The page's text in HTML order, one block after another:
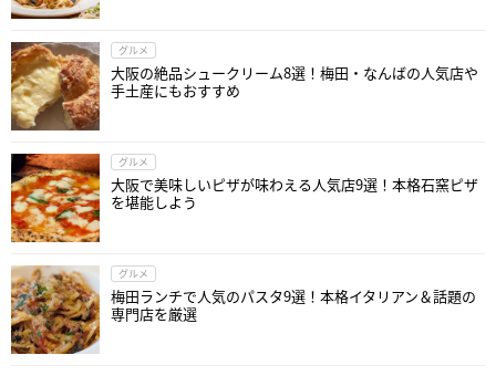
グルメ
大阪の絶品シュークリーム8選！梅田・なんばの人気店や
手土産にもおすすめ
グルメ
大阪で美味しいピザが味わえる人気店9選！本格石窯ピザ
を堪能しよう
グルメ
梅田ランチで人気のパスタ9選！本格イタリアン＆話題の
専門店を厳選